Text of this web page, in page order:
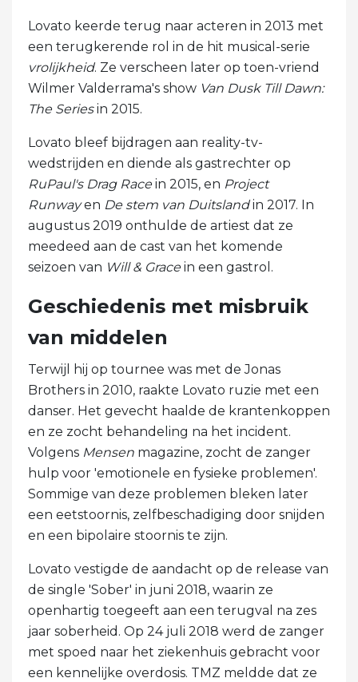
Lovato keerde terug naar acteren in 2013 met
een terugkerende rol in de hit musical-serie
vrolijkheid. Ze verscheen later op toen-vriend
Wilmer Valderrama's show Van Dusk Till Dawn:
The Seriesin 2015.
Lovato bleef bijdragen aan reality-tv-
wedstrijden en diende als gastrechter op
RuPaul's Drag Racein 2015, en Project
Runwayen De stem van Duitslandin 2017. In
augustus 2019 onthulde de artiest dat ze
meedeed aan de cast van het komende
seizoen van Will & Gracein een gastrol.
Geschiedenis met misbruik
van middelen
Terwijl hij op tournee was met de Jonas
Brothers in 2010, raakte Lovato ruzie met een
danser. Het gevecht haalde de krantenkoppen
en ze zocht behandeling na het incident.
Volgens Mensen magazine, zocht de zanger
hulp voor 'emotionele en fysieke problemen'.
Sommige van deze problemen bleken later
een eetstoornis, zelfbeschadiging door snijden
en een bipolaire stoornis te zijn.
Lovato vestigde de aandacht op de release van
de single 'Sober' in juni 2018, waarin ze
openhartig toegeeft aan een terugval na zes
jaar soberheid. Op 24 juli 2018 werd de zanger
met spoed naar het ziekenhuis gebracht voor
een kennelijke overdosis. TMZ meldde dat ze